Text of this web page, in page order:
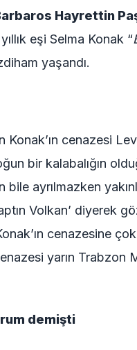
Hayrettin
eşi Selma Konak “
yaşandı.
Konak’ın cenazesi
bir kalabalığın
ayrılmazken
Volkan’ diyerek
cenazesine
yarın Trabzon
demişti